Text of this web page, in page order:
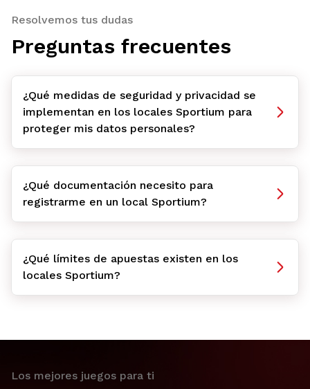
Resolvemos tus dudas
Preguntas frecuentes
¿Qué medidas de seguridad y privacidad se
implementan en los locales Sportium para
proteger mis datos personales?
¿Qué documentación necesito para
registrarme en un local Sportium?
¿Qué límites de apuestas existen en los
locales Sportium?
Los mejores juegos para ti